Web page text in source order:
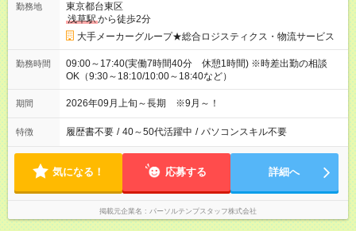
勤務地
東京都台東区
浅草駅から徒歩2分
大手メーカーグループ★総合ロジスティクス・物流サービス
勤務時間
09:00～17:40(実働7時間40分 休憩1時間) ※時差出勤の相談
OK（9:30～18:10/10:00～18:40など）
期間 2026年09月上旬～長期 ※9月～！
特徴 履歴書不要 / 40～50代活躍中 / パソコンスキル不要
気になる！ 応募する 詳細へ
掲載元企業名 パーソルテンプスタッフ株式会社